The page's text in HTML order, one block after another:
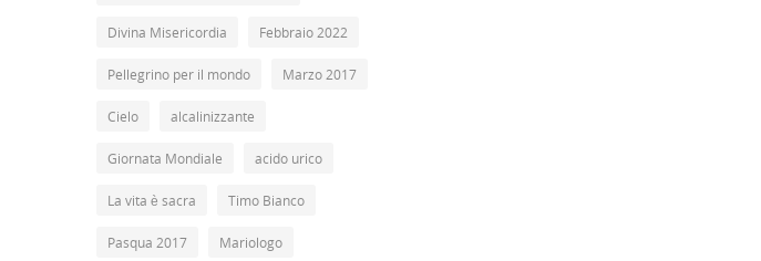
Divina Misericordia Febbraio 2022
Pellegrino per il mondo Marzo 2017
Cielo alcalinizzante
Giornata Mondiale acido urico
La vita è sacra Timo Bianco
Pasqua 2017 Mariologo